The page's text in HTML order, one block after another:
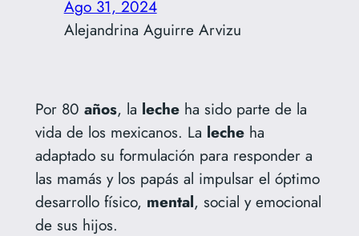
Ago 31, 2024
Alejandrina Aguirre Arvizu
Por 80 años, la lecheha sido parte de la
vida de los mexicanos. La lecheha
adaptado su formulación para responder a
las mamás y los papás al impulsar el óptimo
desarrollo físico, mental, social y emocional
de sus hijos.